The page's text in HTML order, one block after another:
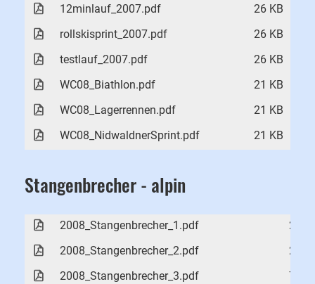
12minlauf_2007.pdf
26 KB
rollskisprint_2007.pdf
26 KB
testlauf_2007.pdf
26 KB
WC08_Biathlon.pdf
21 KB
WC08_Lagerrennen.pdf
21 KB
WC08_NidwaldnerSprint.pdf
21 KB
Stangenbrecher - alpin
2008_Stangenbrecher_1.pdf
24
2008_Stangenbrecher_2.pdf
23
2008_Stangenbrecher_3.pdf
72